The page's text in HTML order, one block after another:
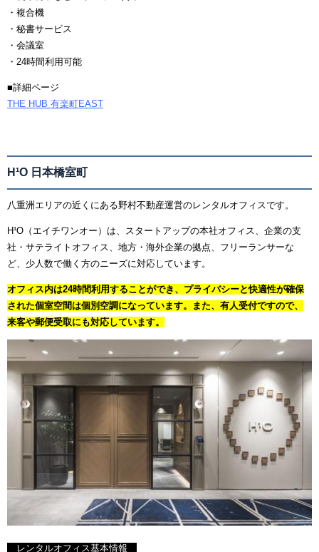
・複合機
・秘書サービス
・会議室
・24時間利用可能
■詳細ページ
THE HUB 有楽町EAST
H¹O 日本橋室町
八重洲エリアの近くにある野村不動産運営のレンタルオフィスです。
H¹O（エイチワンオー）は、スタートアップの本社オフィス、企業の支
社・サテライトオフィス、地方・海外企業の拠点、フリーランサーな
ど、少人数で働く方のニーズに対応しています。
オフィス内は24時間利用することができ、プライバシーと快適性が確保
された個室空間は個別空調になっています。また、有人受付ですので、
来客や郵便受取にも対応しています。
レンタルオフィス基本情報